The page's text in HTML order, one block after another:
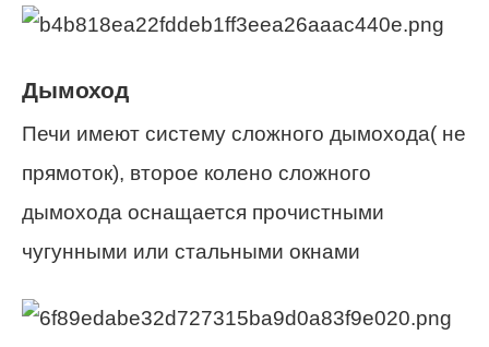
Дымоход
Печи имеют систему сложного дымохода( не
прямоток), второе колено сложного
дымохода оснащается прочистными
чугунными или стальными окнами